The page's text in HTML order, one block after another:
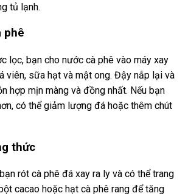
tủ lạnh.
phê
lọc, bạn cho nước cà phê vào máy xay
viên, sữa hạt và mật ong. Đậy nắp lại và
hợp mịn màng và đồng nhất. Nếu bạn
có thể giảm lượng đá hoặc thêm chút
thức
rót cà phê đá xay ra ly và có thể trang
cacao hoặc hạt cà phê rang để tăng